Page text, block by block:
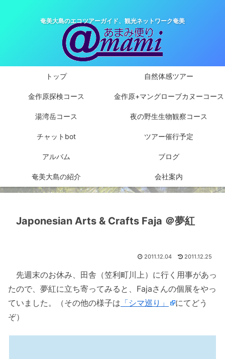
奄美大島のエコツアーガイド、観光ネットワーク奄美
トップ 自然体感ツアー
金作原探検コース 金作原+マングローブカヌーコース
湯湾岳コース 夜の野生生物観察コース
チャットbot ツアー催行予定
アルバム ブログ
奄美大島の紹介 会社案内
Japonesian Arts & Crafts Faja ＠夢紅
2011.12.04 2011.12.25
先週末のお休み、田舎（笠利町川上）に行く用事があっ
たので、夢紅に立ち寄ってみると、Fajaさんの個展をやっ
ていました。（その他の様子は 「シマ巡り」
にてどう
ぞ）